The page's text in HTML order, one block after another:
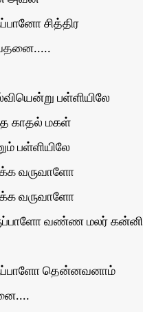
சித்திர
பள்ளியிலே
காதல் மகள்
பள்ளியிலே
வருவாளோ
வருவாளோ
வண்ண மலர் கன்னி
தென்னவனாம்